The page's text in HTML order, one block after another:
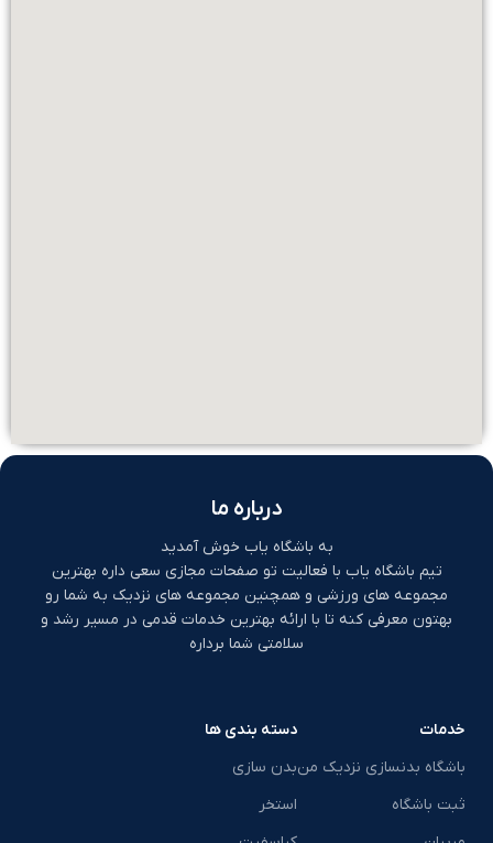
درباره ما
به باشگاه یاب خوش آمدید
تیم باشگاه یاب با فعالیت تو صفحات مجازی سعی داره بهترین
مجموعه های ورزشی و همچنین مجموعه های نزدیک به شما رو
بهتون معرفی کنه تا با ارائه بهترین خدمات قدمی در مسیر رشد و
سلامتی شما برداره
خدمات
باشگاه بدنسازی نزدیک من
ثبت باشگاه
دسته بندی ها
بدن سازی
استخر